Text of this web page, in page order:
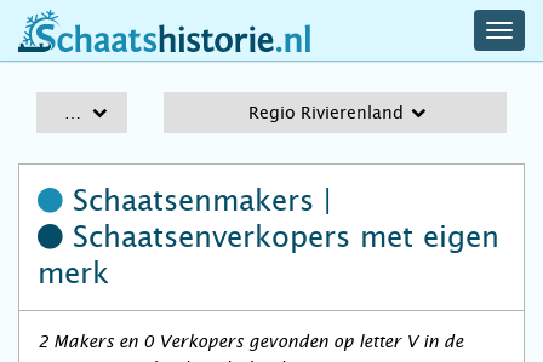
schaatshistorie.nl
Regio Rivierenland
Schaatsenmakers |
Schaatsenverkopers met eigen
merk
2 Makers en 0 Verkopers gevonden op letter V in de